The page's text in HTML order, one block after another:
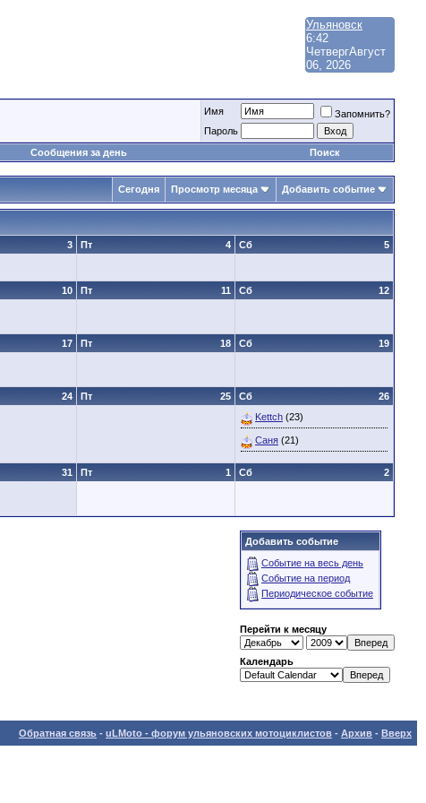
Ульяновск
6:42
ЧетвергАвгуст
06, 2026
Имя
Запомнить?
Пароль
Сообщения за день Поиск
Сегодня Просмотр месяца Добавить событие
3 4
Пт 5
Сб
10 11
Пт 12
Сб
17 18
Пт 19
Сб
24 25
Пт 26
Сб
Kettch (23)
Саня (21)
31 1
Пт 2
Сб
Добавить событие
Событие на весь день
Событие на период
Периодическое событие
Перейти к месяцу
Календарь
Обратная связь - uLMoto - форум ульяновских мотоциклистов - Архив - Вверх